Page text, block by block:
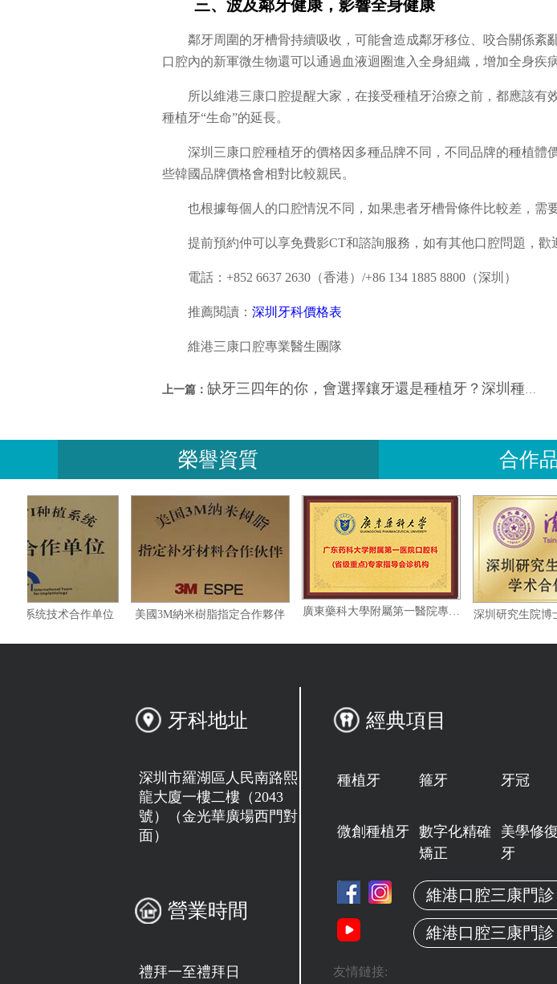
三、波及鄰牙健康，影響全身健康
鄰牙周圍的牙槽骨持續吸收，可能會造成鄰牙移位、咬合關係
口腔內的新軍微生物還可以通過血液迴圈進入全身組織，增加全身疾
所以維港三康口腔提醒大家，在接受種植牙治療之前，都應該
種植牙“生命”的延長。
深圳三康口腔種植牙的價格因多種品牌不同，不同品牌的種植
些韓國品牌價格會相對比較親民。
也根據每個人的口腔情況不同，如果患者牙槽骨條件比較差，需
提前預約仲可以享免費影CT和諮詢服務，如有其他口腔問題，歡
電話：+852 6637 2630（香港）/+86 134 1885 8800（深圳）
推薦閱讀： 深圳牙科價格表
維港三康口腔專業醫生團隊
上一篇： 缺牙三四年的你，會選擇鑲牙還是種植牙？深圳種植牙哪間好？
榮譽資質 合作
瑞士ITI种植系统技术合作单位 美國3M納米樹脂指定合作夥伴 廣東藥科大學附屬第一醫院專家指導會診機构
牙科地址
深圳市羅湖區人民南路熙
龍大廈一樓二樓（2043
號）（金光華廣場西門對
面）
營業時間
禮拜一至禮拜日
經典項目
種植牙 箍牙 牙冠
微創種植牙 數字化精確
矯正
美學修
牙
維港口腔三康門診
維港口腔三康門診
友情鏈接: